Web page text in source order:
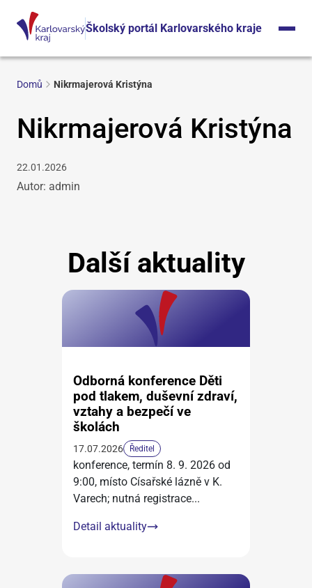
Školský portál Karlovarského kraje
Domů Nikrmajerová Kristýna
Nikrmajerová Kristýna
22.01.2026
Autor: admin
Další aktuality
Odborná konference Děti
pod tlakem, duševní zdraví,
vztahy a bezpečí ve
školách
17.07.2026 Ředitel
konference, termín 8. 9. 2026 od
9:00, místo Císařské lázně v K.
Varech; nutná registrace...
Detail aktuality